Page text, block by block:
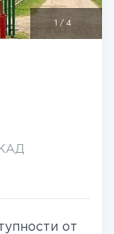
1 / 4
от